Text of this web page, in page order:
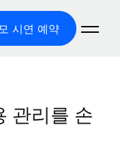
시연 예약
관리를 손